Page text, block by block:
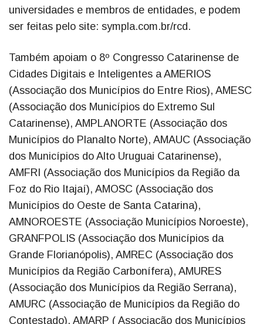
universidades e membros de entidades, e podem
ser feitas pelo site: sympla.com.br/rcd.
Também apoiam o 8º Congresso Catarinense de
Cidades Digitais e Inteligentes a AMERIOS
(Associação dos Municípios do Entre Rios), AMESC
(Associação dos Municípios do Extremo Sul
Catarinense), AMPLANORTE (Associação dos
Municípios do Planalto Norte), AMAUC (Associação
dos Municípios do Alto Uruguai Catarinense),
AMFRI (Associação dos Municípios da Região da
Foz do Rio Itajaí), AMOSC (Associação dos
Municípios do Oeste de Santa Catarina),
AMNOROESTE (Associação Municípios Noroeste),
GRANFPOLIS (Associação dos Municípios da
Grande Florianópolis), AMREC (Associação dos
Municípios da Região Carbonífera), AMURES
(Associação dos Municípios da Região Serrana),
AMURC (Associação de Municípios da Região do
Contestado), AMARP ( Associação dos Municípios